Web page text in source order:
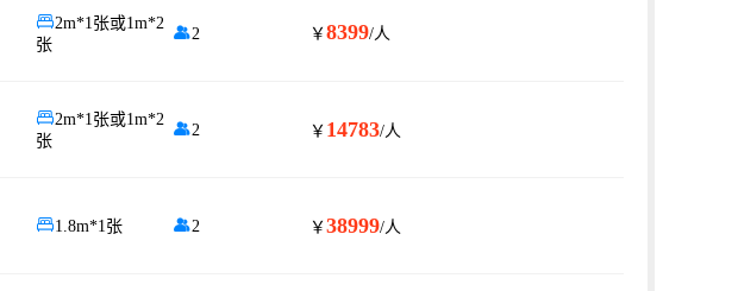
2m*1张或1m*2
张
2 ￥ 8399/人
2m*1张或1m*2
张
2 ￥ 14783/人
1.8m*1张 2 ￥ 38999/人